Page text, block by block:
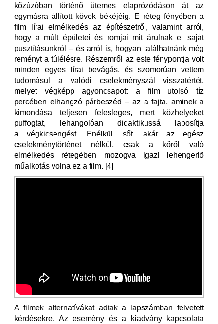
kőzúzóban történő ütemes elaprózódáson át az
egymásra állított kövek békéjéig. E réteg fényében a
film lírai elmélkedés az építészetről, valamint arról,
hogy a múlt épületei és romjai mit árulnak el saját
pusztításunkról – és arról is, hogyan találhatnánk még
reményt a túlélésre. Részemről az este fénypontja volt
minden egyes lírai bevágás, és szomorúan vettem
tudomásul a valódi cselekményszál visszatértét,
melyet végképp agyoncsapott a film utolsó tíz
percében elhangzó párbeszéd – az a fajta, aminek a
kimondása teljesen felesleges, mert közhelyeket
puffogtat, lehangolóan didaktikussá laposítja
a végkicsengést. Enélkül, sőt, akár az egész
cselekménytörténet nélkül, csak a kőről való
elmélkedés rétegében mozogva igazi lehengerlő
műalkotás volna ez a film. [4]
A filmek alternatívákat adtak a lapszámban felvetett
kérdésekre. Az esemény és a kiadvány kapcsolata